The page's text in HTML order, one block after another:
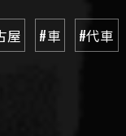
屋 #車 #代車